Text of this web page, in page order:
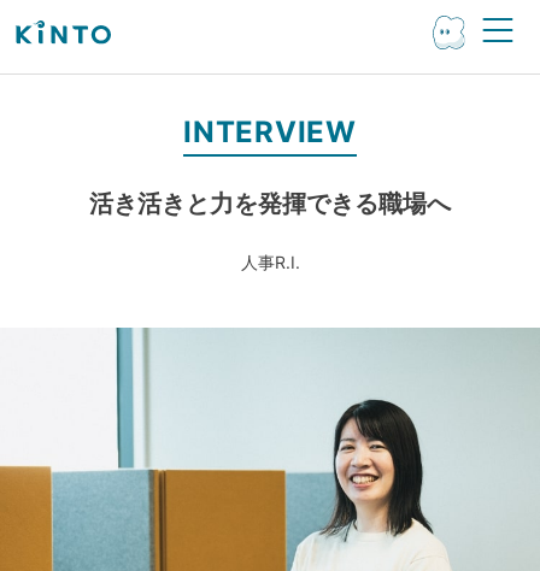
INTERVIEW
活き活きと力を発揮できる職場へ
人事R.I.